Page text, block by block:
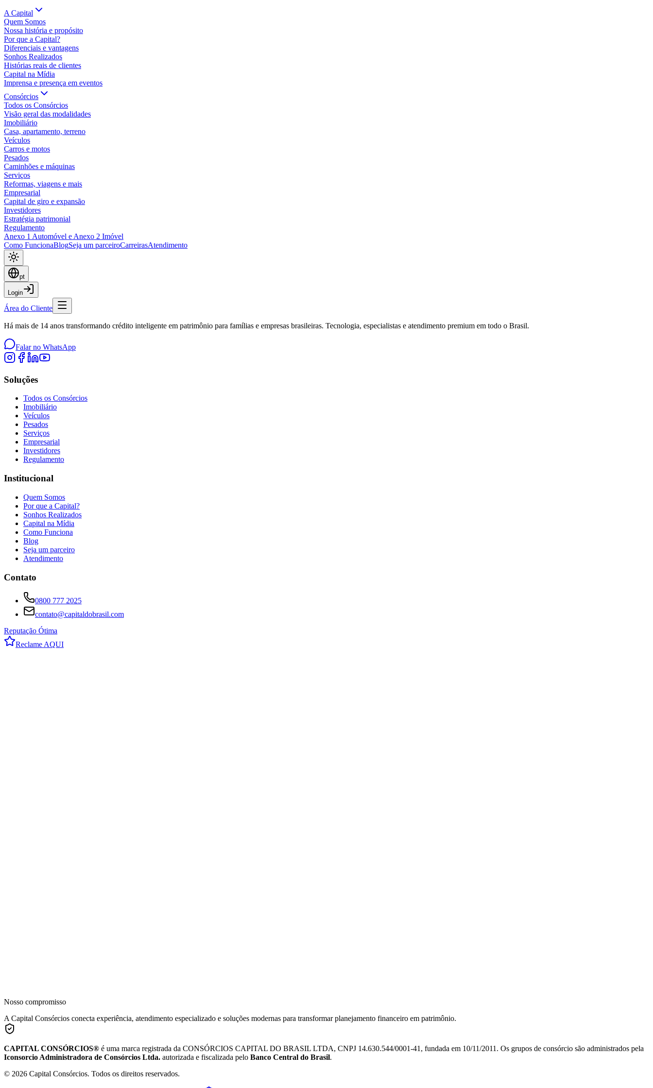
A Capital
Quem Somos
Nossa história e propósito
Por que a Capital?
Diferenciais e vantagens
Sonhos Realizados
Histórias reais de clientes
Capital na Mídia
Imprensa e presença em eventos
Consórcios
Todos os Consórcios
Visão geral das modalidades
Imobiliário
Casa, apartamento, terreno
Veículos
Carros e motos
Pesados
Caminhões e máquinas
Serviços
Reformas, viagens e mais
Empresarial
Capital de giro e expansão
Investidores
Estratégia patrimonial
Regulamento
Anexo 1 Automóvel e Anexo 2 Imóvel
Como FuncionaBlogSeja um parceiroCarreirasAtendimento
pt
Login
Área do Cliente
Há mais de 14 anos transformando crédito inteligente em patrimônio para famílias e empresas brasileiras. Tecnologia, especialistas e atendimento premium em todo o Brasil.
Falar no WhatsApp
Soluções
Todos os Consórcios
Imobiliário
Veículos
Pesados
Serviços
Empresarial
Investidores
Regulamento
Institucional
Quem Somos
Por que a Capital?
Sonhos Realizados
Capital na Mídia
Como Funciona
Blog
Seja um parceiro
Atendimento
Contato
0800 777 2025
contato@capitaldobrasil.com
Reputação Ótima
Reclame AQUI
Nosso compromisso
A Capital Consórcios conecta experiência, atendimento especializado e soluções modernas para transformar planejamento financeiro em patrimônio.
CAPITAL CONSÓRCIOS® é uma marca registrada da CONSÓRCIOS CAPITAL DO BRASIL LTDA, CNPJ 14.630.544/0001-41, fundada em 10/11/2011. Os grupos de consórcio são administrados pela
Iconsorcio Administradora de Consórcios Ltda. autorizada e fiscalizada pelo Banco Central do Brasil.
© 2026 Capital Consórcios. Todos os direitos reservados.